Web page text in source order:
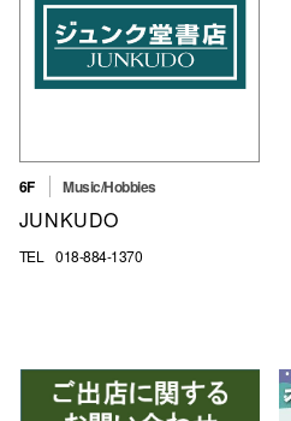
6F Music/Hobbies
JUNKUDO
TEL 018-884-1370